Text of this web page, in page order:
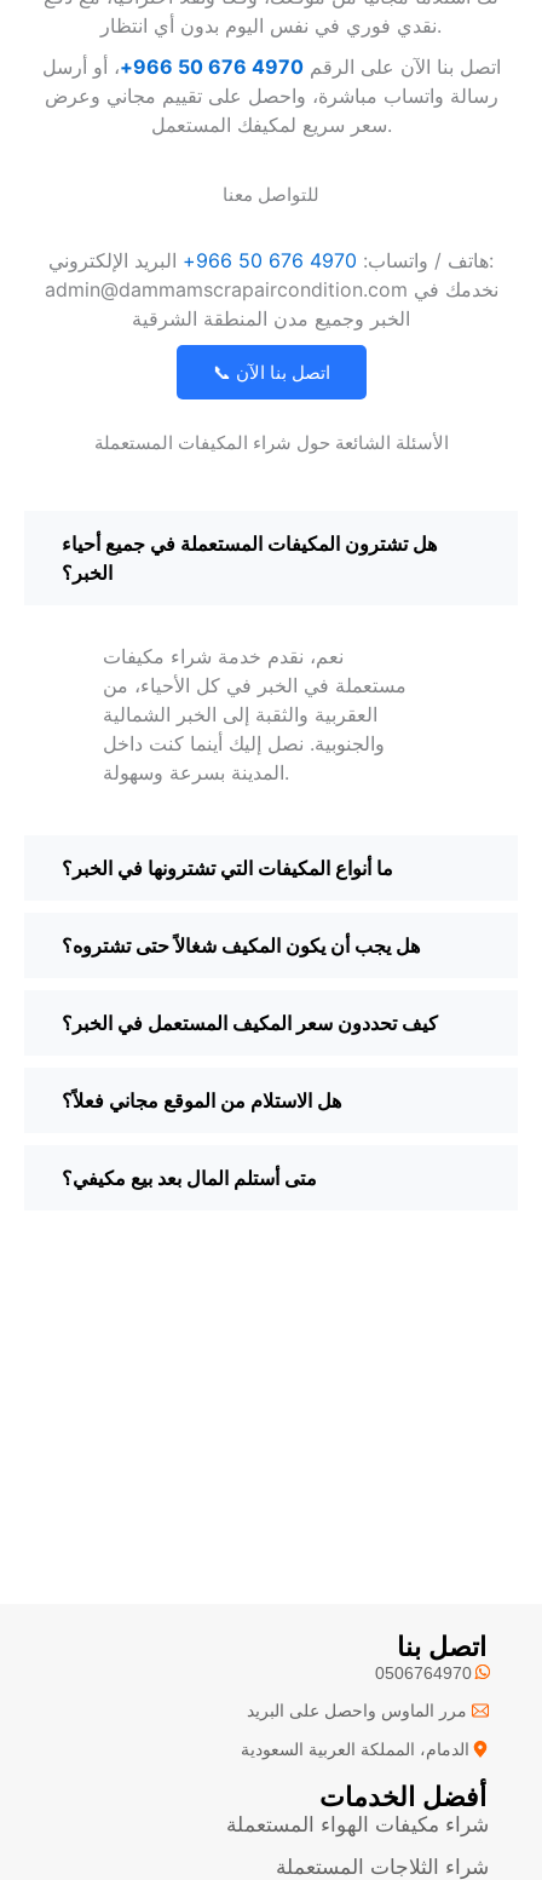
نقدي فوري في نفس اليوم بدون أي انتظار.
اتصل بنا الآن على الرقم4970 676 50 966+
، أو أرسل
رسالة واتساب مباشرة، واحصل على تقييم مجاني وعرض
سعر سريع لمكيفك المستعمل.
للتواصل معنا
هاتف / واتساب: 4970 676 50 966+
البريد الإلكتروني:
admin@dammamscrapaircondition.com نخدمك في
الخبر وجميع مدن المنطقة الشرقية
📞 اتصل بنا الآن
الأسئلة الشائعة حول شراء المكيفات المستعملة
هل تشترون المكيفات المستعملة في جميع أحياء
الخبر؟
نعم، نقدم خدمة شراء مكيفات
مستعملة في الخبر في كل الأحياء، من
العقربية والثقبة إلى الخبر الشمالية
والجنوبية. نصل إليك أينما كنت داخل
المدينة بسرعة وسهولة.
ما أنواع المكيفات التي تشترونها في الخبر؟
هل يجب أن يكون المكيف شغالاً حتى تشتروه؟
كيف تحددون سعر المكيف المستعمل في الخبر؟
هل الاستلام من الموقع مجاني فعلاً؟
متى أستلم المال بعد بيع مكيفي؟
اتصل بنا
0506764970
مرر الماوس واحصل على البريد
الدمام، المملكة العربية السعودية
أفضل الخدمات
شراء مكيفات الهواء المستعملة
شراء الثلاجات المستعملة